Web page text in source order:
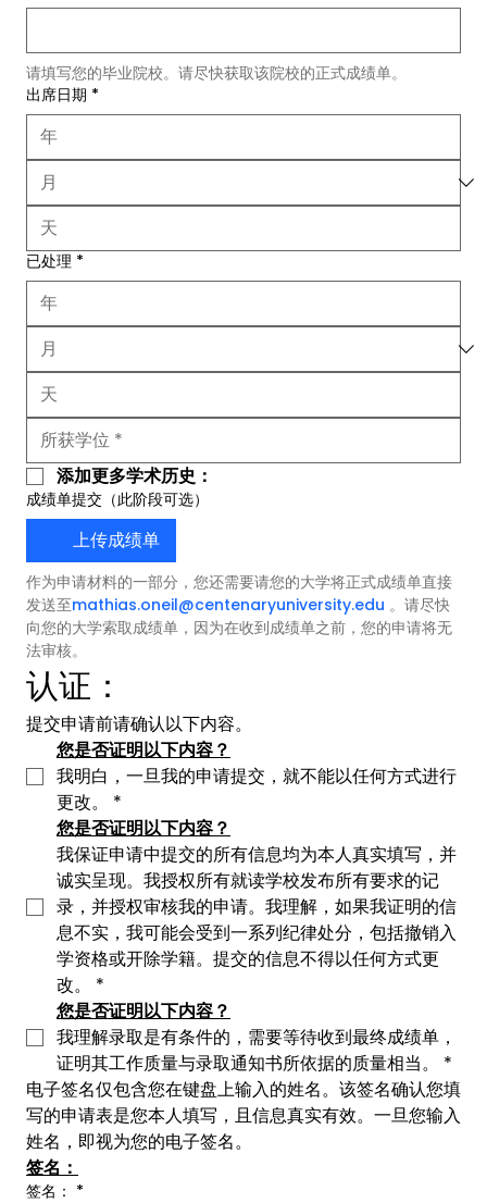
请填写您的毕业院校。请尽快获取该院校的正式成绩单。
出席日期 *
已处理 *
添加更多学术历史：
成绩单提交（此阶段可选）
上传成绩单
作为申请材料的一部分，您还需要请您的大学将正式成绩单直接
发送至mathias.oneil@centenaryuniversity.edu 。请尽快
向您的大学索取成绩单，因为在收到成绩单之前，您的申请将无
法审核。
认证：
提交申请前请确认以下内容。
您是否证明以下内容？
我明白，一旦我的申请提交，就不能以任何方式进行
更改。
*
您是否证明以下内容？
我保证申请中提交的所有信息均为本人真实填写，并
诚实呈现。我授权所有就读学校发布所有要求的记
录，并授权审核我的申请。我理解，如果我证明的信
息不实，我可能会受到一系列纪律处分，包括撤销入
学资格或开除学籍。提交的信息不得以任何方式更
改。
*
您是否证明以下内容？
我理解录取是有条件的，需要等待收到最终成绩单，
证明其工作质量与录取通知书所依据的质量相当。
*
电子签名仅包含您在键盘上输入的姓名。该签名确认您填
写的申请表是您本人填写，且信息真实有效。一旦您输入
姓名，即视为您的电子签名。
签名：
签名： *